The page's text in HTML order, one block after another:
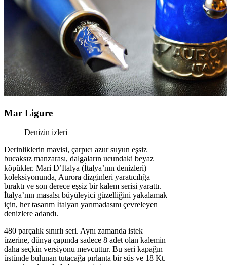
Mar Ligure
Denizin izleri
Derinliklerin mavisi, çarpıcı azur suyun eşsiz
bucaksız manzarası, dalgaların ucundaki beyaz
köpükler. Mari D’Italya (İtalya’nın denizleri)
koleksiyonunda, Aurora dizginleri yaratıcılığa
bıraktı ve son derece eşsiz bir kalem serisi yarattı.
İtalya’nın masalsı büyüleyici güzelliğini yakalamak
için, her tasarım İtalyan yarımadasını çevreleyen
denizlere adandı.
480 parçalık sınırlı seri. Aynı zamanda istek
üzerine, dünya çapında sadece 8 adet olan kalemin
daha seçkin versiyonu mevcuttur. Bu seri kapağın
üstünde bulunan tutacağa pırlanta bir süs ve 18 Kt.